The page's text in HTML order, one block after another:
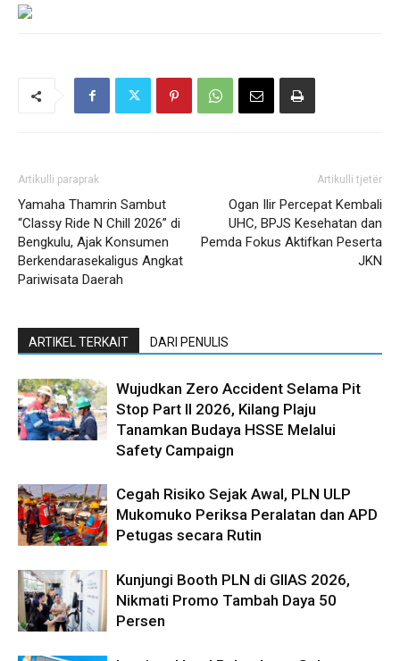
Artikulli paraprak
Yamaha Thamrin Sambut
“Classy Ride N Chill 2026” di
Bengkulu, Ajak Konsumen
Berkendarasekaligus Angkat
Pariwisata Daerah
Artikulli tjetër
Ogan Ilir Percepat Kembali
UHC, BPJS Kesehatan dan
Pemda Fokus Aktifkan Peserta
JKN
ARTIKEL TERKAIT DARI PENULIS
Wujudkan Zero Accident Selama Pit
Stop Part II 2026, Kilang Plaju
Tanamkan Budaya HSSE Melalui
Safety Campaign
Cegah Risiko Sejak Awal, PLN ULP
Mukomuko Periksa Peralatan dan APD
Petugas secara Rutin
Kunjungi Booth PLN di GIIAS 2026,
Nikmati Promo Tambah Daya 50
Persen